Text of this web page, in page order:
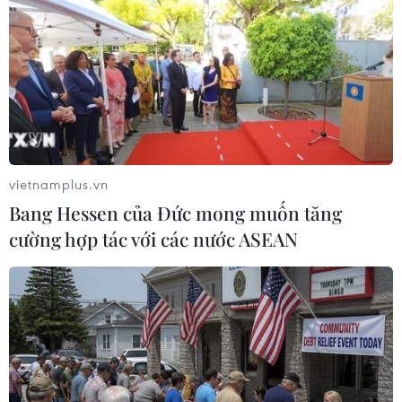
lớn hơn cho Indonesia trong việc kết nối với các chuỗi
giá trị toàn cầu.
Malaysia sửa đổi 3 đạo luật nhằm thúc đẩy
vietnamplus.vn
Bang Hessen của Đức mong muốn tăng
cường hợp tác với các nước ASEAN